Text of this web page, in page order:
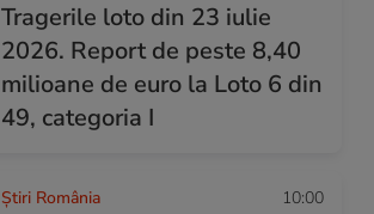
Tragerile loto din 23 iulie
2026. Report de peste 8,40
milioane de euro la Loto 6 din
49, categoria I
Știri România 10:00